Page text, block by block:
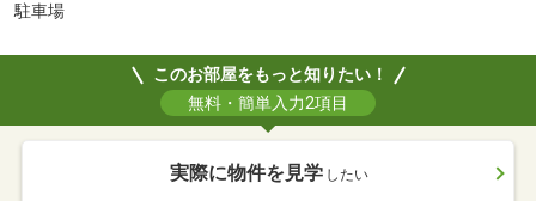
駐車場
このお部屋をもっと知りたい！
無料・簡単入力2項目
実際に物件を見学 したい